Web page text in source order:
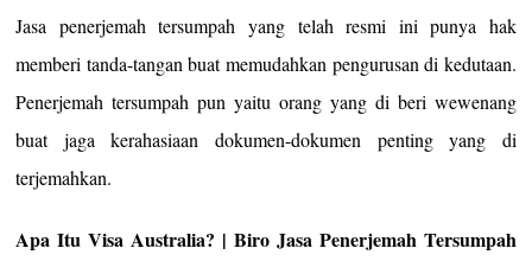
Jasa penerjemah tersumpah yang telah resmi ini punya hak
memberi tanda-tangan buat memudahkan pengurusan di kedutaan.
Penerjemah tersumpah pun yaitu orang yang di beri wewenang
buat jaga kerahasiaan dokumen-dokumen penting yang di
terjemahkan.
Apa Itu Visa Australia? | Biro Jasa Penerjemah Tersumpah